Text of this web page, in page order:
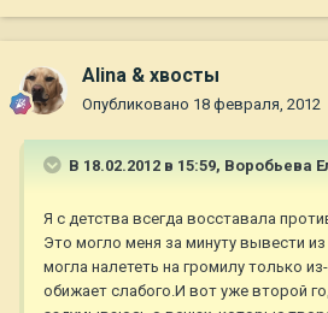
Alina & хвосты
Опубликовано 18 февраля, 2012
В 18.02.2012 в 15:59, Воробьева
Я с детства всегда восставала
Это могло меня за минуту вывести
могла налететь на громилу только
обижает слабого.И вот уже второй